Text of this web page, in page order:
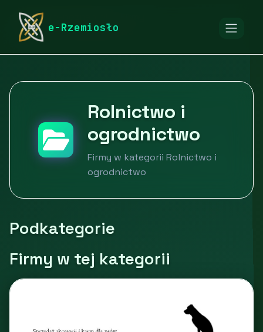
e-Rzemiosło
rymarstwo-poznan.pl
Rolnictwo i ogrodnictwo
Rolnictwo i
ogrodnictwo
Firmy w kategorii Rolnictwo i
ogrodnictwo
Podkategorie
Firmy w tej kategorii